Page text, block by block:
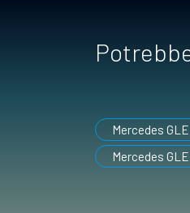
Mercedes
Mercedes